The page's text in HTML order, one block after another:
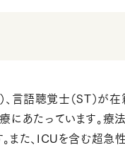
言語聴覚士（ST）が在
あたっています。療
また、ICUを含む超